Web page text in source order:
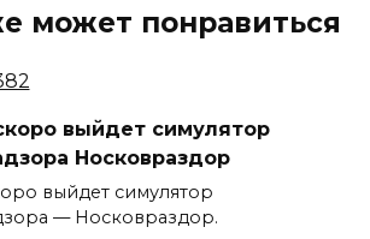
может понравиться
выйдет симулятор
Носковраздор
выйдет симулятор
— Носковраздор.